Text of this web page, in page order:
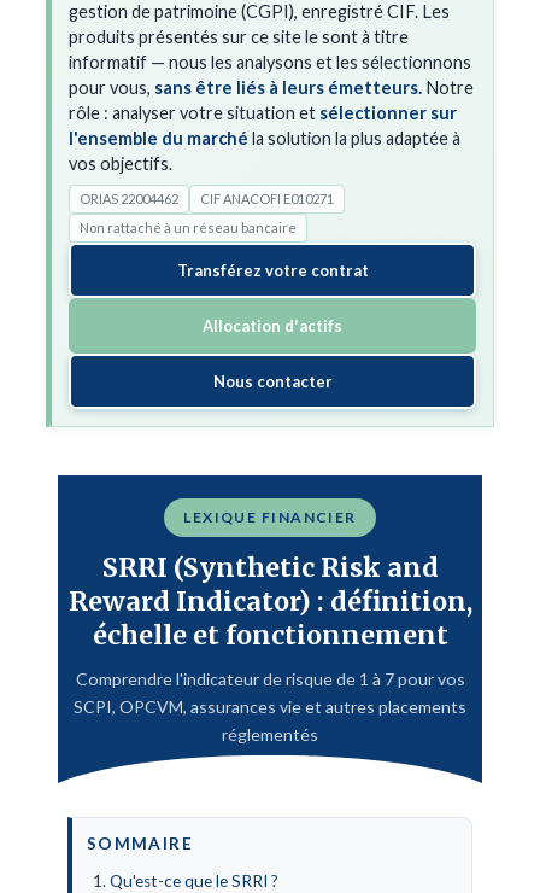
gestion de patrimoine (CGPI), enregistré CIF. Les
produits présentés sur ce site le sont à titre
informatif — nous les analysons et les sélectionnons
pour vous, sans être liés à leurs émetteurs. Notre
rôle : analyser votre situation et sélectionner sur
l'ensemble du marché la solution la plus adaptée à
vos objectifs.
ORIAS 22004462
CIF ANACOFI E010271
Non rattaché à un réseau bancaire
Transférez votre contrat
Allocation d'actifs
Nous contacter
LEXIQUE FINANCIER
SRRI (Synthetic Risk and
Reward Indicator) : définition,
échelle et fonctionnement
Comprendre l'indicateur de risque de 1 à 7 pour vos
SCPI, OPCVM, assurances vie et autres placements
réglementés
SOMMAIRE
Qu'est-ce que le SRRI ?